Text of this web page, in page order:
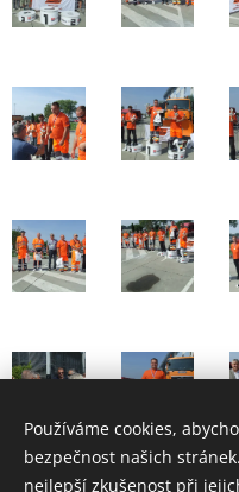
Používáme cookies,
bezpečnost našich
nejlepší zkušenost při